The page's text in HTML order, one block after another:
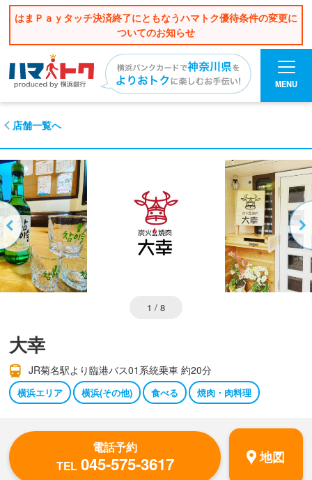
はまＰａｙタッチ決済終了にともなうハマトク優待条件の変更に
ついてのお知らせ
MENU
店舗一覧へ
1 / 8
大幸
JR菊名駅より臨港バス01系統乗車 約20分
横浜エリア 横浜(その他) 食べる 焼肉・肉料理
電話予約
TEL 045-575-3617 地図